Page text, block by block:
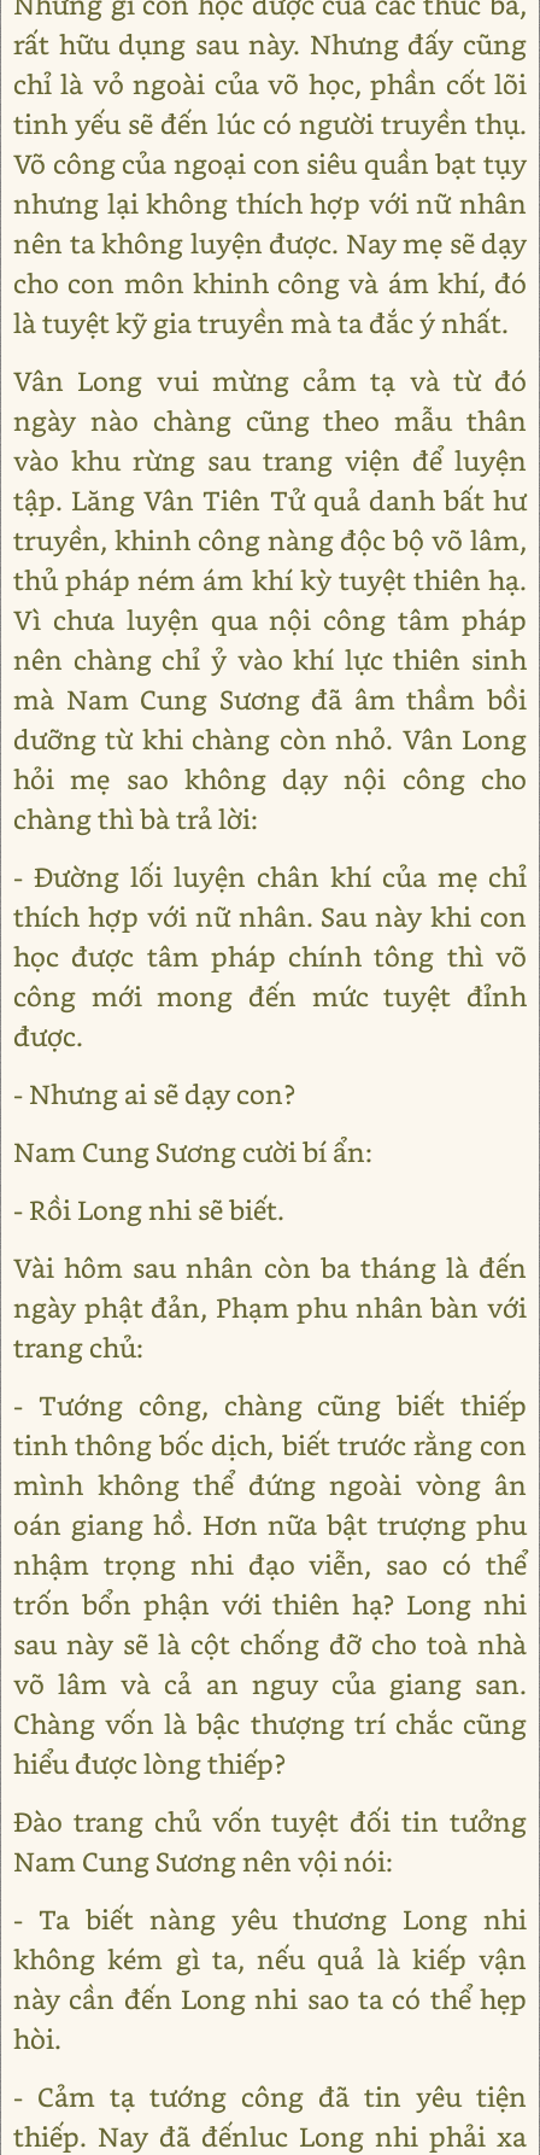
rất hữu dụng sau này. Nhưng đấy cũng
chỉ là vỏ ngoài của võ học, phần cốt lõi
tinh yếu sẽ đến lúc có người truyền thụ.
Võ công của ngoại con siêu quần bạt tụy
nhưng lại không thích hợp với nữ nhân
nên ta không luyện được. Nay mẹ sẽ dạy
cho con môn khinh công và ám khí, đó
là tuyệt kỹ gia truyền mà ta đắc ý nhất.
Vân Long vui mừng cảm tạ và từ đó
ngày nào chàng cũng theo mẫu thân
vào khu rừng sau trang viện để luyện
tập. Lăng Vân Tiên Tử quả danh bất hư
truyền, khinh công nàng độc bộ võ lâm,
thủ pháp ném ám khí kỳ tuyệt thiên hạ.
Vì chưa luyện qua nội công tâm pháp
nên chàng chỉ ỷ vào khí lực thiên sinh
mà Nam Cung Sương đã âm thầm bồi
dưỡng từ khi chàng còn nhỏ. Vân Long
hỏi mẹ sao không dạy nội công cho
chàng thì bà trả lời:
- Đường lối luyện chân khí của mẹ chỉ
thích hợp với nữ nhân. Sau này khi con
học được tâm pháp chính tông thì võ
công mới mong đến mức tuyệt đỉnh
được.
- Nhưng ai sẽ dạy con?
Nam Cung Sương cười bí ẩn:
- Rồi Long nhi sẽ biết.
Vài hôm sau nhân còn ba tháng là đến
ngày phật đản, Phạm phu nhân bàn với
trang chủ:
- Tướng công, chàng cũng biết thiếp
tinh thông bốc dịch, biết trước rằng con
mình không thể đứng ngoài vòng ân
oán giang hồ. Hơn nữa bật trượng phu
nhậm trọng nhi đạo viễn, sao có thể
trốn bổn phận với thiên hạ? Long nhi
sau này sẽ là cột chống đỡ cho toà nhà
võ lâm và cả an nguy của giang san.
Chàng vốn là bậc thượng trí chắc cũng
hiểu được lòng thiếp?
Đào trang chủ vốn tuyệt đối tin tưởng
Nam Cung Sương nên vội nói:
- Ta biết nàng yêu thương Long nhi
không kém gì ta, nếu quả là kiếp vận
này cần đến Long nhi sao ta có thể hẹp
hòi.
- Cảm tạ tướng công đã tin yêu tiện
thiếp. Nay đã đếnluc Long nhi phải xa